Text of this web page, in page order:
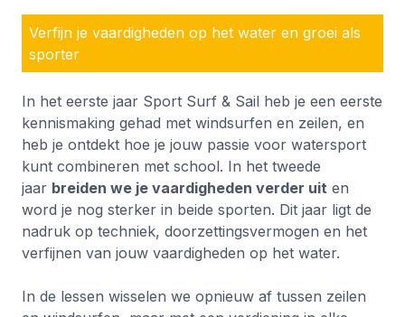
Verfijn je vaardigheden op het water en groei als
sporter
In het eerste jaar Sport Surf & Sail heb je een eerste
kennismaking gehad met windsurfen en zeilen, en
heb je ontdekt hoe je jouw passie voor watersport
kunt combineren met school. In het tweede
jaar breiden we je vaardigheden verder uit en
word je nog sterker in beide sporten. Dit jaar ligt de
nadruk op techniek, doorzettingsvermogen en het
verfijnen van jouw vaardigheden op het water.
In de lessen wisselen we opnieuw af tussen zeilen